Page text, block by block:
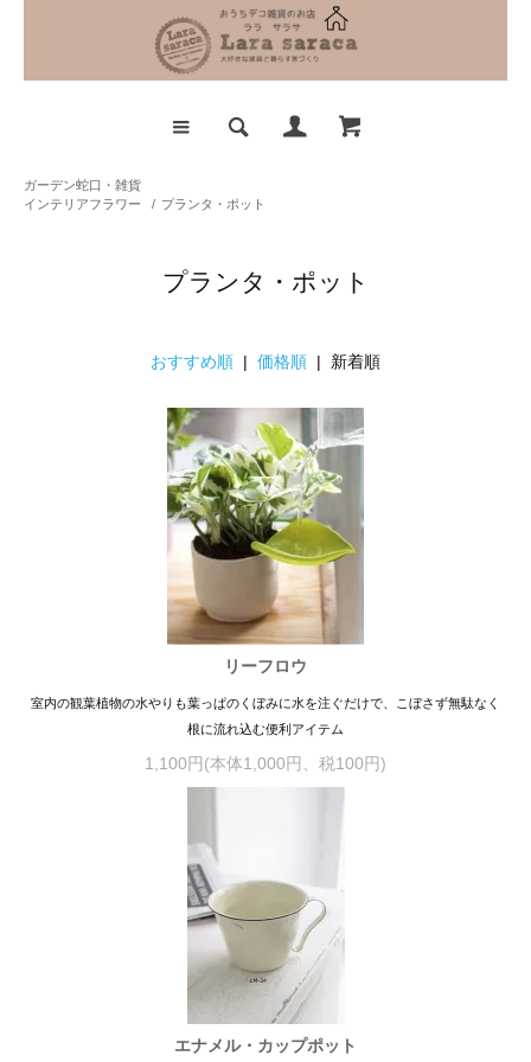
ガーデン蛇口・雑貨
インテリアフラワー
/ プランタ・ポット
プランタ・ポット
おすすめ順 | 価格順 | 新着順
リーフロウ
室内の観葉植物の水やりも葉っぱのくぼみに水を注ぐだけで、こぼさず無駄なく
根に流れ込む便利アイテム
1,100円(本体1,000円、税100円)
エナメル・カップポット